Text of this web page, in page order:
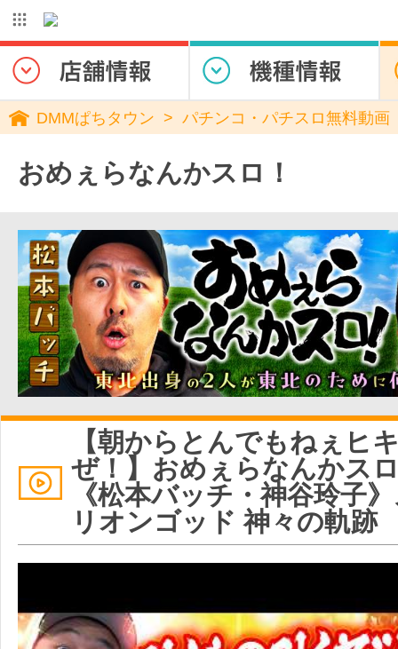
DMMぱちタウン パチンコ・パチスロ無料動画
おめぇらなんかスロ！
【朝からとんでもねぇヒ
ぜ！】おめぇらなんかス
《松本バッチ・神谷玲子
リオンゴッド 神々の軌跡